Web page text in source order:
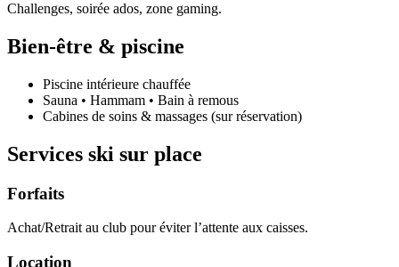
Challenges, soirée ados, zone gaming.
Bien-être & piscine
Piscine intérieure chauffée
Sauna • Hammam • Bain à remous
Cabines de soins & massages (sur réservation)
Services ski sur place
Forfaits
Achat/Retrait au club pour éviter l’attente aux caisses.
Location